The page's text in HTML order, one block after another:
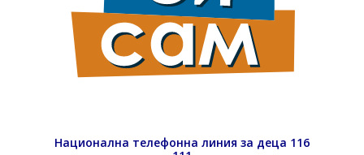
Национална телефонна линия за деца 116